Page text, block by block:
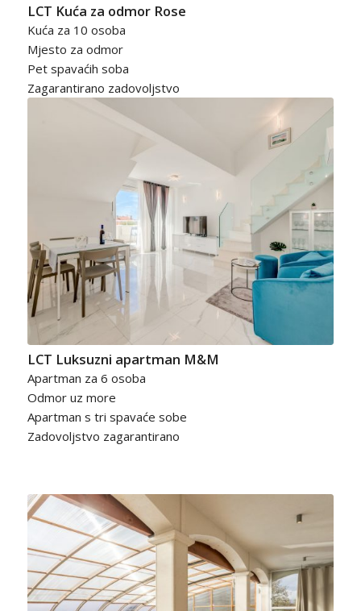
LCT Kuća za odmor Rose
Kuća za 10 osoba
Mjesto za odmor
Pet spavaćih soba
Zagarantirano zadovoljstvo
LCT Luksuzni apartman M&M
Apartman za 6 osoba
Odmor uz more
Apartman s tri spavaće sobe
Zadovoljstvo zagarantirano